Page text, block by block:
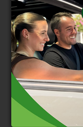
* O conteúdo de cada
realizá-lo. Nos
comentários em
contenham palavras
Comentar